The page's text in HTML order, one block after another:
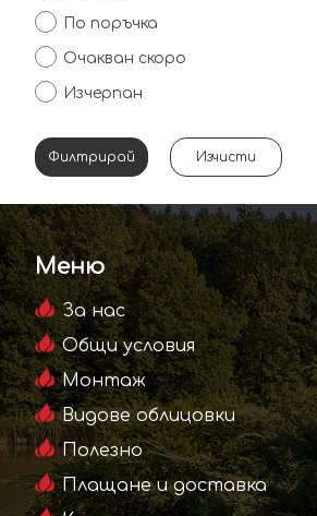
По поръчка
Очакван скоро
Изчерпан
Филтрирай
Меню
За нас
Общи условия
Монтаж
Видове облицовки
Полезно
Плащане и доставка